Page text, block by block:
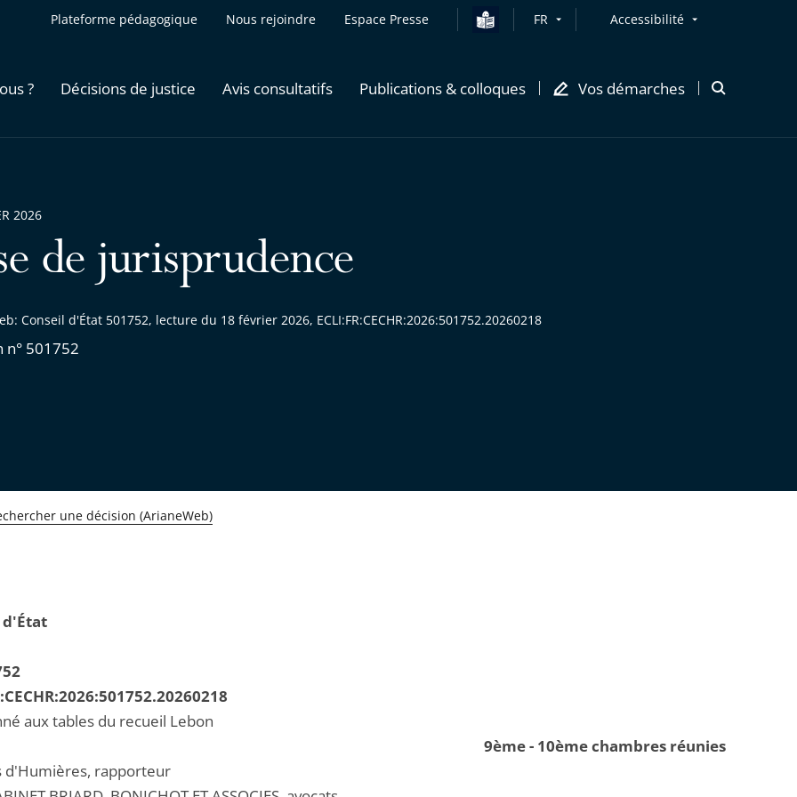
Plateforme pédagogique Nous rejoindre Espace Presse FR Accessibilité
? Décisions de justice Avis consultatifs Publications & colloques Vos démarches
Ouvrir
de jurisprudence
Conseil d'État 501752, lecture du 18 février 2026, ECLI:FR:CECHR:2026:501752.20260218
n° 501752
2026
une décision (ArianeWeb)
d'État
aux tables du recueil Lebon
9ème - 10ème chambres réunies
d'Humières, rapporteur